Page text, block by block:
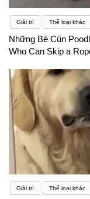
Giải trí Thể loại khác
Những Bé Cún
Who Can Skip a
Giải trí Thể loại khác